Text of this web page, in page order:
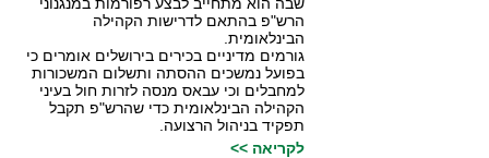
הרש"פ בהתאם לדרישות הקהילה
הבינלאומית.
גורמים מדיניים בכירים בירושלים אומרים כי
בפועל נמשכים ההסתה ותשלום המשכורות
למחבלים וכי עבאס מנסה לזרות חול בעיני
הקהילה הבינלאומית כדי שהרש"פ תקבל
תפקיד בניהול הרצועה.
לקריאה >>